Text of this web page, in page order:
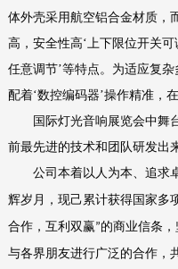
体外壳采用航空铝合金材质，
高，安全性高‘上下限位开关
任意调节’等特点。为适应复
配着‘数控编码器’操作精准，
国际灯光音响展览会中舞
前最先进的技术和团队研发出
公司本着以人为本、追求
辉岁月，现己累计获得国家多
合作，互利双赢”的商业信条，
与各界朋友进行广泛的合作，